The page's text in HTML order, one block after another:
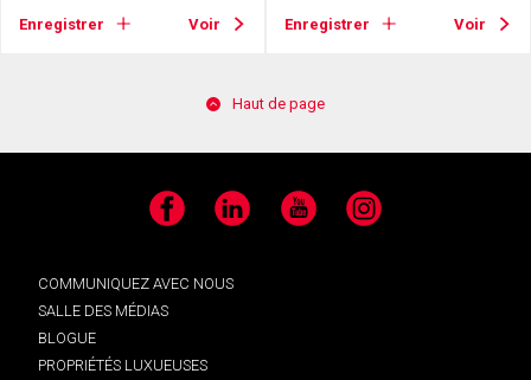
Enregistrer Voir Enregistrer Voir
Haut de page
Facebook LinkedIn YouTube Instagram
COMMUNIQUEZ AVEC NOUS
SALLE DES MÉDIAS
BLOGUE
PROPRIÉTÉS LUXUEUSES